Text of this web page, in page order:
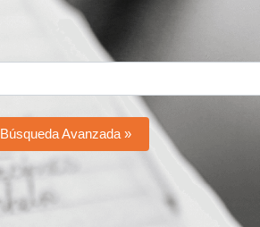
Búsqueda Avanzada »